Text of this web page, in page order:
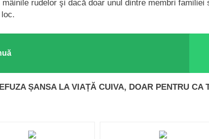
rudelor şi dacă doar unul dintre membri familiei
ȘANSA LA VIAȚĂ CUIVA, DOAR PENTRU CA